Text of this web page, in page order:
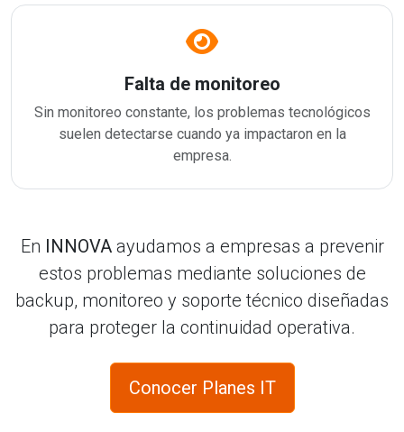
Falta de monitoreo
Sin monitoreo constante, los problemas tecnológicos
suelen detectarse cuando ya impactaron en la
empresa.
En INNOVAayudamos a empresas a prevenir
estos problemas mediante soluciones de
backup, monitoreo y soporte técnico diseñadas
para proteger la continuidad operativa.
Conocer Planes IT